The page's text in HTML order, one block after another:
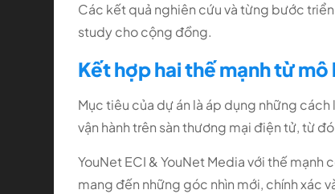
Các kết quả nghiên cứu và từng bước
study cho cộng đồng.
Kết hợp hai thế mạnh từ
Mục tiêu của dự án là áp dụng những
vận hành trên sàn thương mại điện tử, từ
YouNet ECI & YouNet Media với thế
mang đến những góc nhìn mới, chính xác